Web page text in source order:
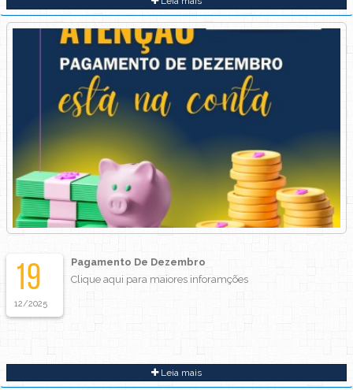
19
12/2025
Pagamento De Dezembro
Clique aqui para maiores inforamções
Leia mais